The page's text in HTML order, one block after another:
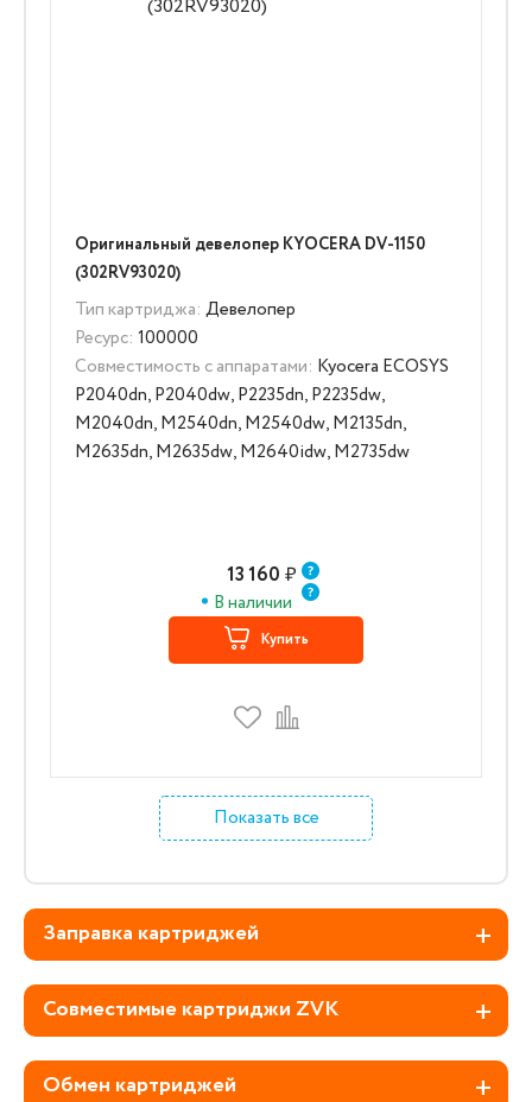
Оригинальный девелопер KYOCERA DV-1150
(302RV93020)
Тип картриджа: Девелопер
Ресурс: 100000
Совместимость с аппаратами: Kyocera ECOSYS
P2040dn, P2040dw, P2235dn, P2235dw,
M2040dn, M2540dn, M2540dw, M2135dn,
M2635dn, M2635dw, M2640idw, M2735dw
13 160 ₽
В наличии
Купить
Показать все
Заправка картриджей
Совместимые картриджи ZVK
Обмен картриджей